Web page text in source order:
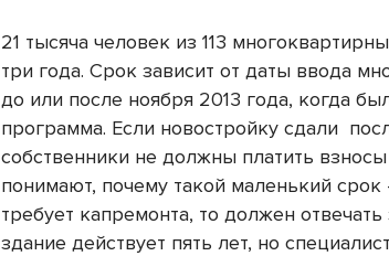
21 тысяча человек из 113
три года. Срок зависит от даты ввода
до или после ноября 2013 года, когда
программа. Если новостройку сдали
собственники не должны платить
понимают, почему такой маленький
требует капремонта, то должен
здание действует пять лет, но